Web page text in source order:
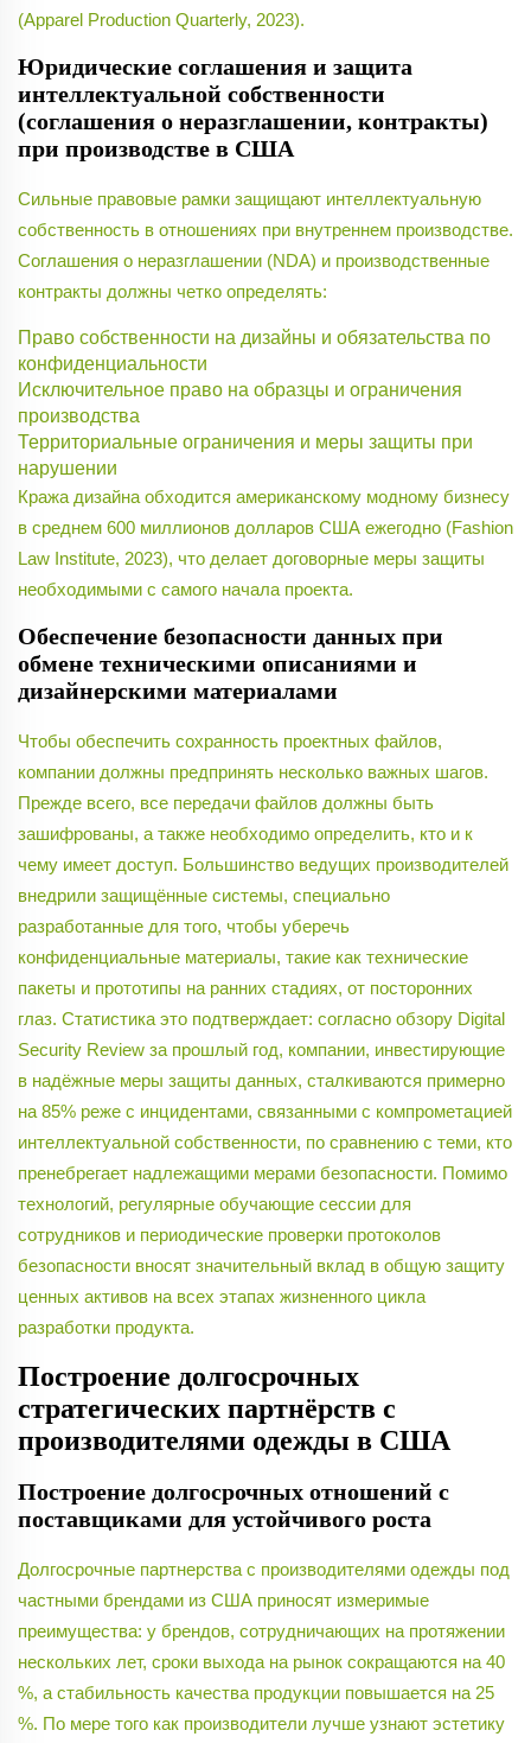
(Apparel Production Quarterly, 2023).
Юридические соглашения и защита
интеллектуальной собственности
(соглашения о неразглашении, контракты)
при производстве в США
Сильные правовые рамки защищают интеллектуальную
собственность в отношениях при внутреннем производстве.
Соглашения о неразглашении (NDA) и производственные
контракты должны четко определять:
Право собственности на дизайны и обязательства по
конфиденциальности
Исключительное право на образцы и ограничения
производства
Территориальные ограничения и меры защиты при
нарушении
Кража дизайна обходится американскому модному бизнесу
в среднем 600 миллионов долларов США ежегодно (Fashion
Law Institute, 2023), что делает договорные меры защиты
необходимыми с самого начала проекта.
Обеспечение безопасности данных при
обмене техническими описаниями и
дизайнерскими материалами
Чтобы обеспечить сохранность проектных файлов,
компании должны предпринять несколько важных шагов.
Прежде всего, все передачи файлов должны быть
зашифрованы, а также необходимо определить, кто и к
чему имеет доступ. Большинство ведущих производителей
внедрили защищённые системы, специально
разработанные для того, чтобы уберечь
конфиденциальные материалы, такие как технические
пакеты и прототипы на ранних стадиях, от посторонних
глаз. Статистика это подтверждает: согласно обзору Digital
Security Review за прошлый год, компании, инвестирующие
в надёжные меры защиты данных, сталкиваются примерно
на 85% реже с инцидентами, связанными с компрометацией
интеллектуальной собственности, по сравнению с теми, кто
пренебрегает надлежащими мерами безопасности. Помимо
технологий, регулярные обучающие сессии для
сотрудников и периодические проверки протоколов
безопасности вносят значительный вклад в общую защиту
ценных активов на всех этапах жизненного цикла
разработки продукта.
Построение долгосрочных
стратегических партнёрств с
производителями одежды в США
Построение долгосрочных отношений с
поставщиками для устойчивого роста
Долгосрочные партнерства с производителями одежды под
частными брендами из США приносят измеримые
преимущества: у брендов, сотрудничающих на протяжении
нескольких лет, сроки выхода на рынок сокращаются на 40
%, а стабильность качества продукции повышается на 25
%. По мере того как производители лучше узнают эстетику